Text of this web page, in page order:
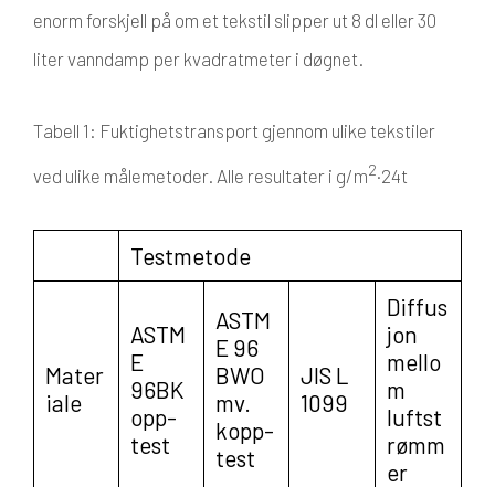
enorm forskjell på om et tekstil slipper ut 8 dl eller 30
liter vanndamp per kvadratmeter i døgnet.
Tabell 1: Fuktighetstransport gjennom ulike tekstiler
ved ulike målemetoder. Alle resultater i g/m2·24t
Testmetode
Mater
iale
ASTM
E
96BK
opp-
test
ASTM
E 96
BWO
mv.
kopp-
test
JIS L
1099
Diffus
jon
mello
m
luftst
rømm
er